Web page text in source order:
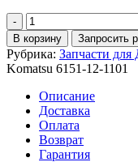
Количество
6151-
12-
1101
Головка
цилиндра
сборе
В корзину Запросить
Рубрика: Запчасти для
Komatsu 6151-12-1101
Описание
Доставка
Оплата
Возврат
Гарантия